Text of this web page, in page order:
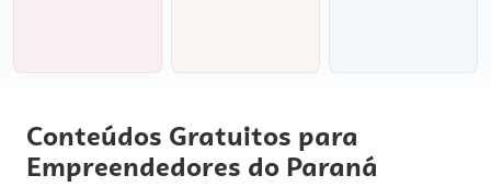
Conteúdos Gratuitos para
Empreendedores do Paraná